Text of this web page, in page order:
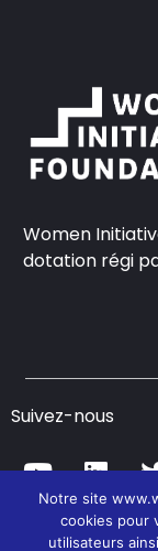
Women
dotation régi
Suivez-nous
© Women Initiative
Notre site
cookies pour
utilisateurs